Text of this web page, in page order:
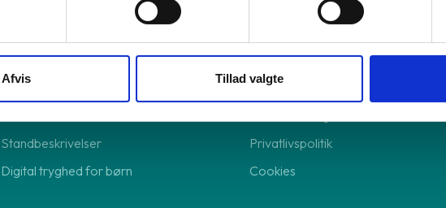
Afvis Tillad valgte
Hjælp
Support
Standbeskrivelser
Digital tryghed for børn
Shop online
Returnering
Privatlivspolitik
Cookies